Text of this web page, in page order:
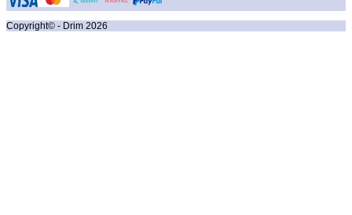
Copyright© - Drim 2026